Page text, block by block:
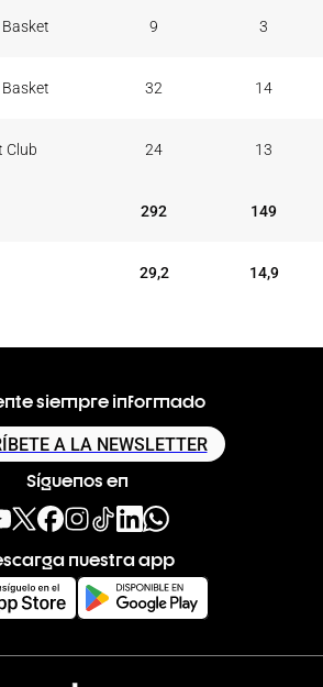
Basket 9 3
Basket 32 14
Club 24 13
292 149
29,2 14,9
siempre informado
A LA NEWSLETTER
Síguenos en
nuestra app